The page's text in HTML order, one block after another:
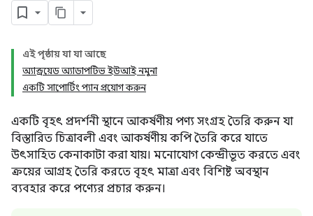
এই পৃষ্ঠায় যা যা আছে
অ্যান্ড্রয়েড অ্যাডাপটিভ ইউআই নমুনা
একটি সাপোর্টিং প্যান প্রয়োগ করুন
একটি বৃহৎ প্রদর্শনী স্থানে আকর্ষণীয় পণ্য সংগ্রহ তৈরি করুন যা
বিস্তারিত চিত্রাবলী এবং আকর্ষণীয় কপি তৈরি করে যাতে
উৎসাহিত কেনাকাটা করা যায়। মনোযোগ কেন্দ্রীভূত করতে এবং
ক্রয়ের আগ্রহ তৈরি করতে বৃহৎ মাত্রা এবং বিশিষ্ট অবস্থান
ব্যবহার করে পণ্যের প্রচার করুন।